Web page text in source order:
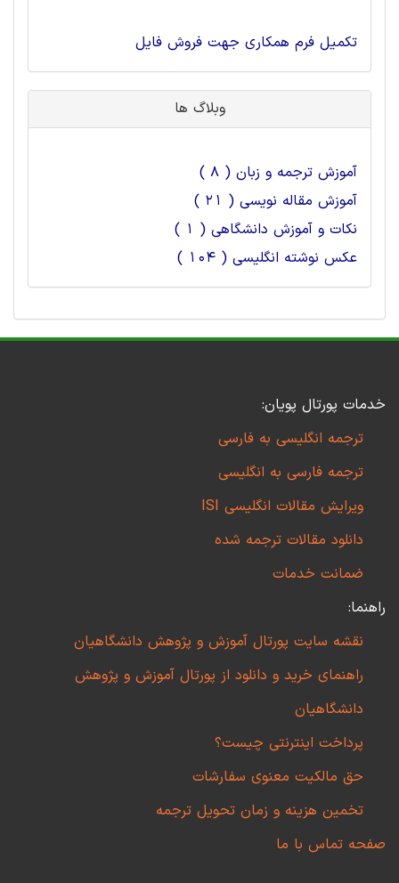
تکمیل فرم همکاری جهت فروش فایل
وبلاگ ها
آموزش ترجمه و زبان ( 8 )
آموزش مقاله نویسی ( 21 )
نکات و آموزش دانشگاهی ( 1 )
عکس نوشته انگلیسی ( 104 )
خدمات پورتال پویان:
ترجمه انگلیسی به فارسی
ترجمه فارسی به انگلیسی
ویرایش مقالات انگلیسی ISI
دانلود مقالات ترجمه شده
ضمانت خدمات
راهنما:
نقشه سایت پورتال آموزش و پژوهش دانشگاهیان
راهنمای خرید و دانلود از پورتال آموزش و پژوهش
دانشگاهیان
پرداخت اینترنتی چیست؟
حق مالکیت معنوی سفارشات
تخمین هزینه و زمان تحویل ترجمه
صفحه تماس با ما